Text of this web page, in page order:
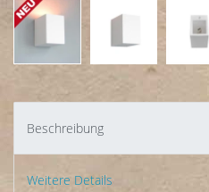
Beschreibung
Weitere Details